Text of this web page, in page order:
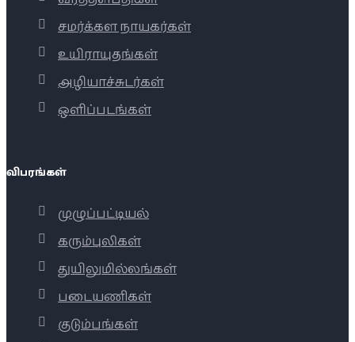
சமர்க்கள நாயகர்கள்
உயிராயுதங்கள்
அழியாச்சுடர்கள்
ஒளிப்படங்கள்
விபரங்கள்
முழுப்பட்டியல்
கரும்புலிகள்
துயிலுமில்லங்கள்
படையணிகள்
குடும்பங்கள்